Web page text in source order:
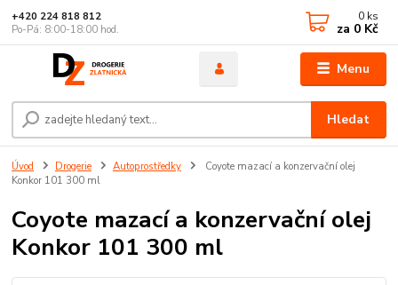
Menu
Hledat
+420 224 818 812
Po-Pá: 8:00-18:00 hod.
0 ks
za 0 Kč
Úvod Drogerie Autoprostředky
Coyote mazací a konzervační olej
Konkor 101 300 ml
Coyote mazací a konzervační olej
Konkor 101 300 ml